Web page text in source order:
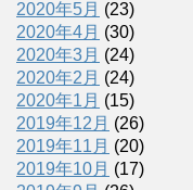
2020年5月 (23)
2020年4月 (30)
2020年3月 (24)
2020年2月 (24)
2020年1月 (15)
2019年12月 (26)
2019年11月 (20)
2019年10月 (17)